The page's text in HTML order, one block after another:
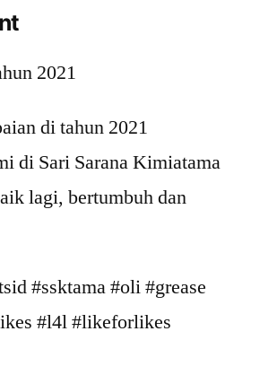
2021
di tahun 2021
di Sari Sarana Kimiatama
lagi, bertumbuh dan
#ssktama #oli #grease
#l4l #likeforlikes